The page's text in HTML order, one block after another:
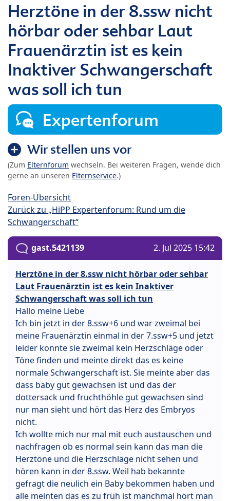
Herztöne in der 8.ssw nicht
hörbar oder sehbar Laut
Frauenärztin ist es kein
Inaktiver Schwangerschaft
was soll ich tun
Expertenforum
Wir stellen uns vor
(Zum Elternforum wechseln. Bei weiteren Fragen, wende dich
gerne an unseren Elternservice.)
Foren-Übersicht
Zurück zu „HiPP Expertenforum: Rund um die
Schwangerschaft“
gast.5421139 2. Jul 2025 15:42
Herztöne in der 8.ssw nicht hörbar oder sehbar
Laut Frauenärztin ist es kein Inaktiver
Schwangerschaft was soll ich tun
Hallo meine Liebe
Ich bin jetzt in der 8.ssw+6 und war zweimal bei
meine Frauenärztin einmal in der 7.ssw+5 und jetzt
leider konnte sie zweimal kein Herzschläge oder
Töne finden und meinte direkt das es keine
normale Schwangerschaft ist. Sie meinte aber das
dass baby gut gewachsen ist und das der
dottersack und fruchthöhle gut gewachsen sind
nur man sieht und hört das Herz des Embryos
nicht.
Ich wollte mich nur mal mit euch austauschen und
nachfragen ob es normal sein kann das man die
Herztöne und die Herzschläge nicht sehen und
hören kann in der 8.ssw. Weil hab bekannte
gefragt die neulich ein Baby bekommen haben und
alle meinten das es zu früh ist manchmal hört man